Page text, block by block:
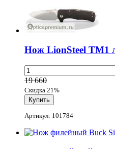
Нож LionSteel TM1
19 660
Скидка 21%
Артикул: 101784